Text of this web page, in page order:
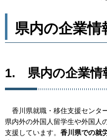
県内の企業情
1. 県内の企業情
香川県就職・移住支援センタ
県内外の外国人留学生や外国人
支援しています。 香川県での就